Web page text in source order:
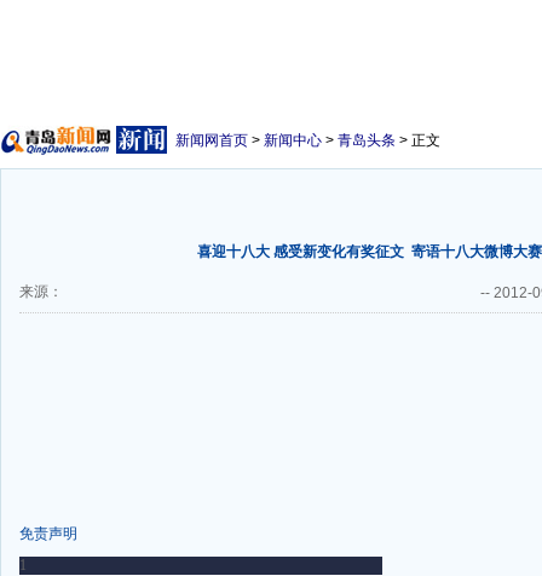
新闻网首页 > 新闻中心 > 青岛头条 > 正文
喜迎十八大 感受新变化有奖征文 寄语十八大微博大赛
来源： -- 2012-
免责声明